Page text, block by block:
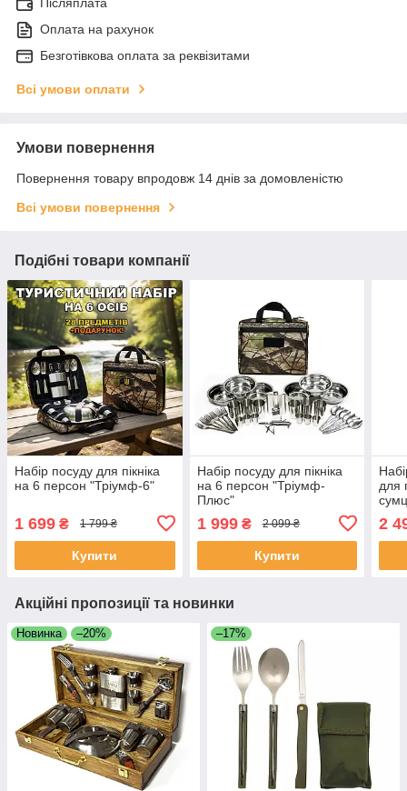
Післяплата
Оплата на рахунок
Безготівкова оплата за реквізитами
Всі умови оплати
Умови повернення
Повернення товару впродовж 14 днів за домовленістю
Всі умови повернення
Подібні товари компанії
Набір посуду для пікніка
на 6 персон "Тріумф-6"
1 699 ₴ 1 799 ₴
Купити
Набір посуду для пікніка
на 6 персон "Тріумф-
Плюс"
1 999₴ 2 099 ₴
Купити
для
2
Акційні пропозиції та новинки
Новинка –20% –17%